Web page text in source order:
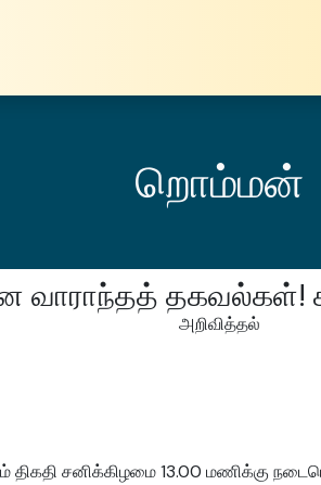
றொம்மன்
வாராந்தத் தகவல்கள்!
அறிவித்தல்
திகதி சனிக்கிழமை 13.00 மணிக்கு